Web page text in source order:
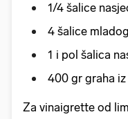
1/4 šalice
4 šalice
1 i pol šalica
400 gr graha
Za vinaigrette od